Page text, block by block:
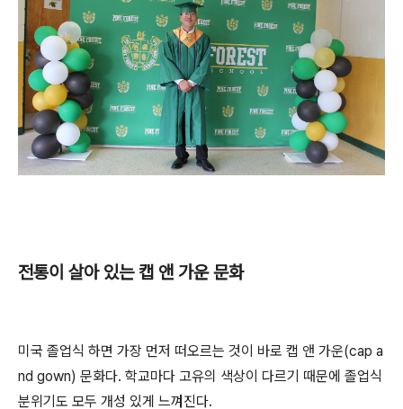
전통이 살아 있는 캡 앤 가운 문화
미국 졸업식 하면 가장 먼저 떠오르는 것이 바로 캡 앤 가운(cap a
nd gown) 문화다. 학교마다 고유의 색상이 다르기 때문에 졸업식
분위기도 모두 개성 있게 느껴진다.